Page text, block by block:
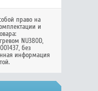
право на
и
NU380D,
, без
информация